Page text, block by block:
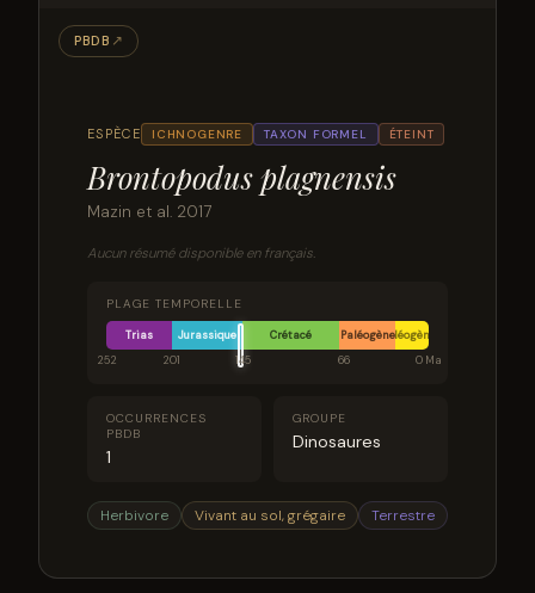
ESPÈCE ICHNOGENRE TAXON FORMEL ÉTEINT
Brontopodus plagnensis
Mazin et al. 2017
Aucun résumé disponible en français.
PLAGE TEMPORELLE
Trias Jurassique Crétacé PaléogèneNéogène
252
201 145 66 0 Ma
OCCURRENCES
PBDB
1
GROUPE
Dinosaures
Herbivore Vivant au sol, grégaire Terrestre
PBDB ↗